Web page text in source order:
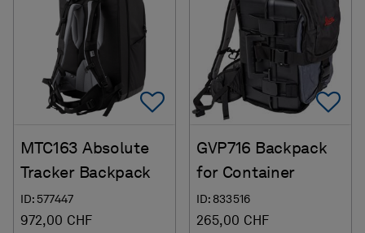
Add To Favorites
MTC163 Absolute
Tracker Backpack
ID: 577447
972,00 CHF
GVP716 Backpack
for Container
ID: 833516
265,00 CHF